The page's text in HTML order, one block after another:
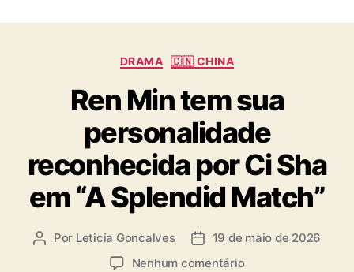
R
A
C
t
e
g
o
r
i
a
DRAMA 🇨🇳 CHINA
Ren Min tem sua
personalidade
reconhecida por Ci Sha
em “A Splendid Match”
A Por Leticia Goncalves
D 19 de maio de 2026
Nenhum comentárioe